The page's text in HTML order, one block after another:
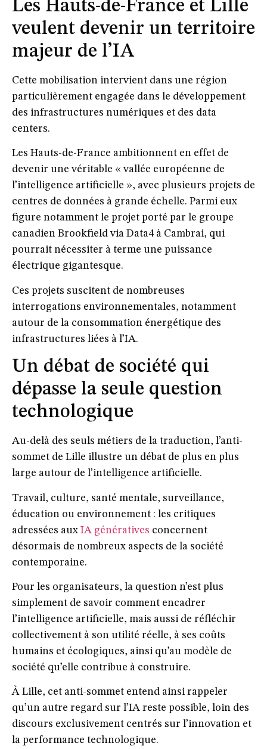
Les Hauts-de-France et Lille
veulent devenir un territoire
majeur de l’IA
Cette mobilisation intervient dans une région
particulièrement engagée dans le développement
des infrastructures numériques et des data
centers.
Les Hauts-de-France ambitionnent en effet de
devenir une véritable « vallée européenne de
l’intelligence artificielle », avec plusieurs projets de
centres de données à grande échelle. Parmi eux
figure notamment le projet porté par le groupe
canadien Brookfield via Data4 à Cambrai, qui
pourrait nécessiter à terme une puissance
électrique gigantesque.
Ces projets suscitent de nombreuses
interrogations environnementales, notamment
autour de la consommation énergétique des
infrastructures liées à l’IA.
Un débat de société qui
dépasse la seule question
technologique
Au-delà des seuls métiers de la traduction, l’anti-
sommet de Lille illustre un débat de plus en plus
large autour de l’intelligence artificielle.
Travail, culture, santé mentale, surveillance,
éducation ou environnement : les critiques
adressées aux IA génératives concernent
désormais de nombreux aspects de la société
contemporaine.
Pour les organisateurs, la question n’est plus
simplement de savoir comment encadrer
l’intelligence artificielle, mais aussi de réfléchir
collectivement à son utilité réelle, à ses coûts
humains et écologiques, ainsi qu’au modèle de
société qu’elle contribue à construire.
À Lille, cet anti-sommet entend ainsi rappeler
qu’un autre regard sur l’IA reste possible, loin des
discours exclusivement centrés sur l’innovation et
la performance technologique.